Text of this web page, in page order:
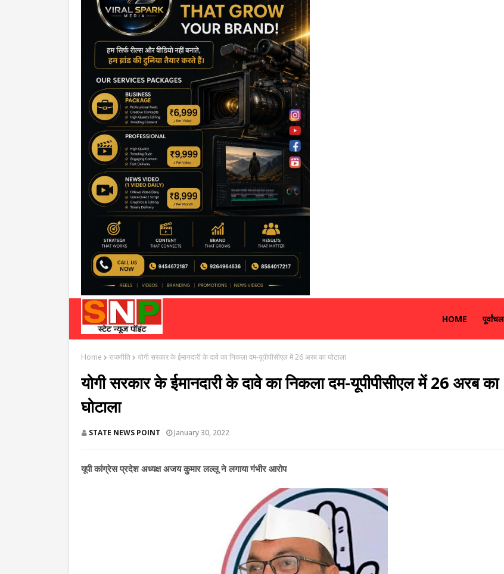
HOME पूर्वांचल
Home राजनीति योगी सरकार के ईमानदारी के दावे का निकला दम-यूपीपीसीएल में 26 अरब का घोटाला
योगी सरकार के ईमानदारी के दावे का निकला दम-यूपीपीसीएल में 26 अरब का
घोटाला
STATE NEWS POINT January 30, 2022
यूपी कांग्रेस प्रदेश अध्यक्ष अजय कुमार लल्लू ने लगाया गंभीर आरोप